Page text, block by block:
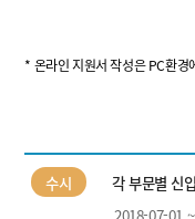
* 온라인 지원서 작성은 PC환경
수시
각 부문별 신